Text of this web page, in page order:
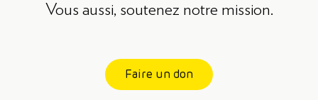
Vous aussi, soutenez notre mission.
Faire un don